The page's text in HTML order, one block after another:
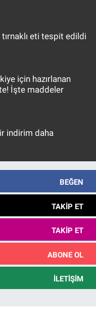
eti tespit edildi
için hazırlanan
İşte maddeler
indirim daha
BEĞEN
TAKIP ET
TAKIP ET
ABONE OL
İLETIŞIM